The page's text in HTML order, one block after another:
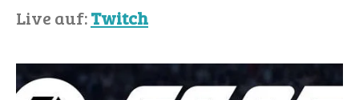
Live auf:Twitch